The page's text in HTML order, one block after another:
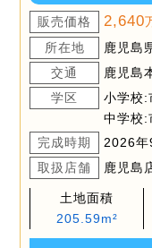
販売価格 2,640
所在地
鹿児島
交通
鹿児島
学区
小学校:
中学校:
完成時期
2026年
取扱店舗
鹿児島
土地面積
205.59m²